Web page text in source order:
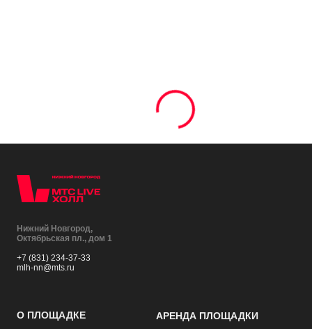
Нижний Новгород,
Октябрьская пл., дом 1
+7 (831) 234-37-33
mlh-nn@mts.ru
О ПЛОЩАДКЕ
АРЕНДА ПЛОЩАДКИ